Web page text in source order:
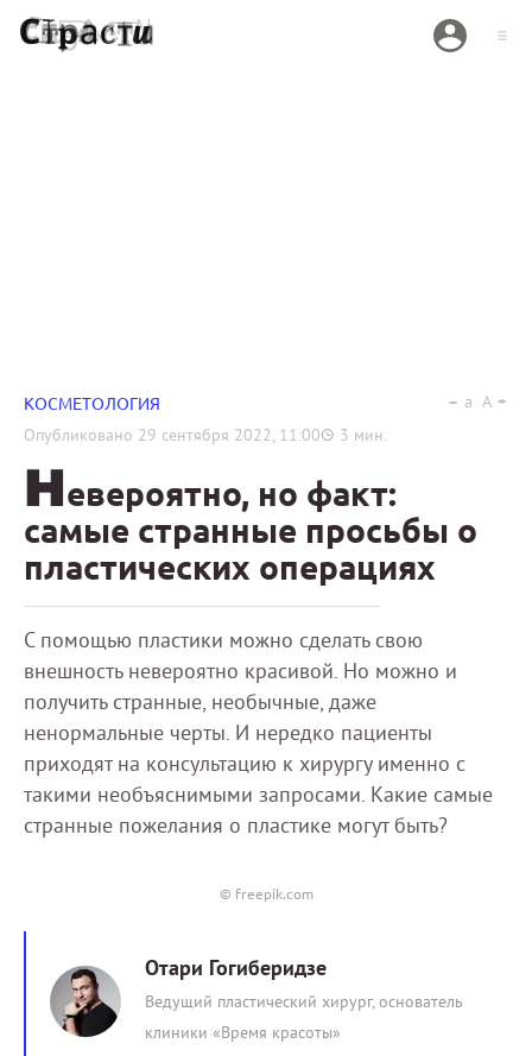
КОСМЕТОЛОГИЯ
Опубликовано 29 сентября 2022, 11:00 3 мин.
a A
Невероятно, но факт:
самые странные просьбы о
пластических операциях
С помощью пластики можно сделать свою
внешность невероятно красивой. Но можно и
получить странные, необычные, даже
ненормальные черты. И нередко пациенты
приходят на консультацию к хирургу именно с
такими необъяснимыми запросами. Какие самые
странные пожелания о пластике могут быть?
© freepik.com
Отари Гогиберидзе
Ведущий пластический хирург, основатель
клиники «Время красоты»